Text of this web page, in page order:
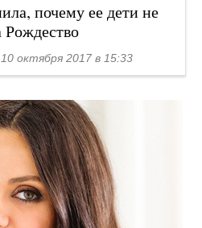
почему ее дети не
Рождество
октября 2017 в 15:33